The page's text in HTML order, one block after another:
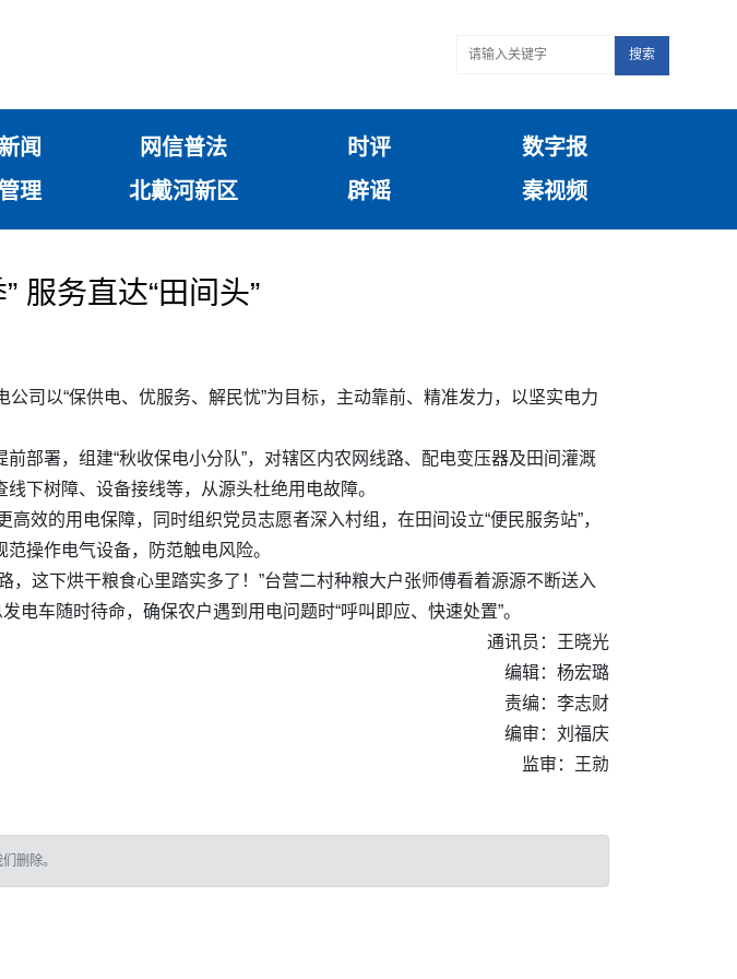
搜索
闻 网信普法 时评
数字报
理 北戴河新区 辟谣 秦视频
服务直达“田间头”
司以“保供电、优服务、解民忧”为目标，主动靠前、精准发力，以坚实电力
部署，组建“秋收保电小分队”，对辖区内农网线路、配电变压器及田间灌溉
下树障、设备接线等，从源头杜绝用电故障。
效的用电保障，同时组织党员志愿者深入村组，在田间设立“便民服务站”，
操作电气设备，防范触电风险。
这下烘干粮食心里踏实多了！”台营二村种粮大户张师傅看着源源不断送入
车随时待命，确保农户遇到用电问题时“呼叫即应、快速处置”。
通讯员：王晓光
编辑：杨宏璐
责编：李志财
编审：刘福庆
监审：王勍
删除。